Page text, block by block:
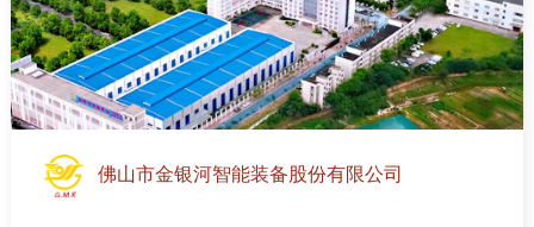
佛山市金银河智能装备股份有限公司